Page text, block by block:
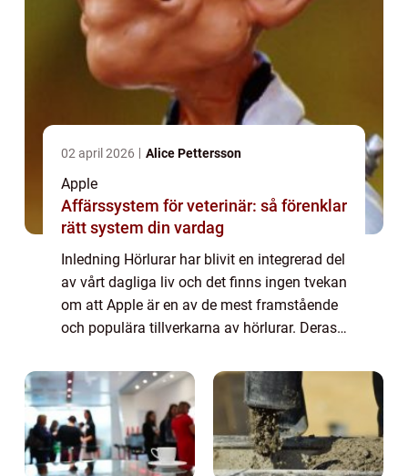
02 april 2026 Alice Pettersson
Apple
Affärssystem för veterinär: så förenklar
rätt system din vardag
Inledning Hörlurar har blivit en integrerad del
av vårt dagliga liv och det finns ingen tvekan
om att Apple är en av de mest framstående
och populära tillverkarna av hörlurar. Deras
ljudåtergivning, eleganta ...